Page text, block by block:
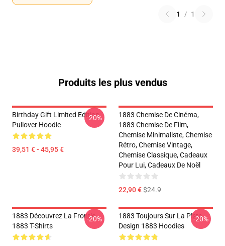
1 / 1
Produits les plus vendus
Birthday Gift Limited Edition
Pullover Hoodie
39,51 € - 45,95 €
-20%
1883 Chemise De Cinéma,
1883 Chemise De Film,
Chemise Minimaliste, Chemise
Rétro, Chemise Vintage,
Chemise Classique, Cadeaux
Pour Lui, Cadeaux De Noël
22,90 €$24.9
1883 Découvrez La Frontie
1883 T-Shirts
-20%
1883 Toujours Sur La Piste
Design 1883 Hoodies
-20%